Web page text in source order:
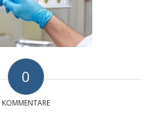
0
KOMMENTARE